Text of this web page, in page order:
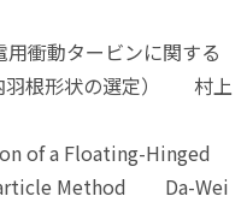
衝動タービンに関する
羽根形状の選定） 村上
of a Floating-Hinged
Method Da-Wei